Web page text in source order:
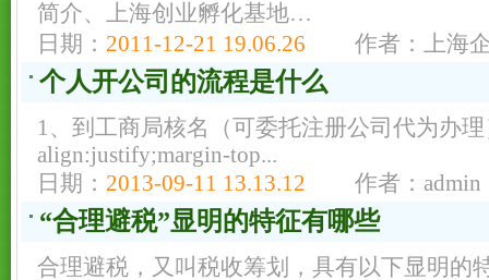
简介、上海创业孵化基地…
日期： 2011-12-21 19.06.26 作者：上海
个人开公司的流程是什么
1、到工商局核名（可委托注册公司代为办
align:justify;margin-top...
日期： 2013-09-11 13.13.12 作者：admin
“合理避税”显明的特征有哪些
合理避税，又叫税收筹划，具有以下显明的